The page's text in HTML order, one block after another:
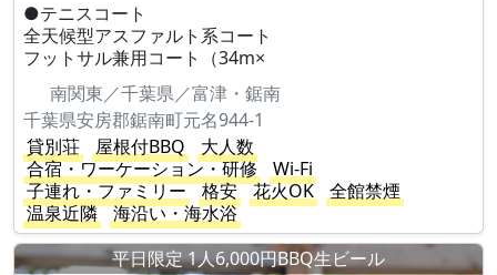
●テニスコート
全天候型アスファルト系コート
フットサル兼用コート（34m×
南関東／千葉県／富津・鋸南
千葉県安房郡鋸南町元名944-1
貸別荘
屋根付BBQ
大人数
合宿・ワーケーション・研修
Wi-Fi
子連れ・ファミリー
格安 花火OK
全館禁煙
温泉近隣
海沿い・海水浴
平日限定 1人6,000円BBQ生ビール